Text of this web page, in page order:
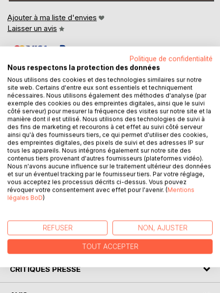
Ajouter à ma liste d'envies
Laisser un avis
DESCRIPTION
« L'image se suffit à elle-même. Les mots, bien souvent,
n'ont pas sa puissance, même s'ils sollicitent davantage
notre imagination.
Photos et tableaux m'ont inspiré des destins de femmes et
d'hommes d'hier et d'aujourd'hui. Ils disent leur époque
mais tracent aussi l'éternel sillon de l'existence humaine.
Je me suis immiscée dans leur vie, en toute indiscrétion,
cherchant à comprendre ce qui se jouait ici ou simplement
CRITIQUES PRESSE
Politique de confidentialité
Nous respectons la protection des données
Nous utilisons des cookies et des technologies similaires sur notre
site web. Certains d'entre eux sont essentiels et techniquement
nécessaires. Nous utilisons également des méthodes d'analyse (par
exemple des cookies ou des empreintes digitales, ainsi que le suivi
côté serveur) pour mesurer la fréquence des visites sur notre site et la
manière dont il est utilisé. Nous utilisons des technologies de suivi à
des fins de marketing et recourons à cet effet au suivi côté serveur
ainsi qu'à des fournisseurs tiers, ce qui permet d'utiliser des cookies,
des empreintes digitales, des pixels de suivi et des adresses IP sur
tous les appareils. Nous intégrons également sur notre site des
contenus tiers provenant d'autres fournisseurs (plateformes vidéo).
Nous n'avons aucune influence sur le traitement ultérieur des données
et sur un éventuel tracking par le fournisseur tiers. Par votre réglage,
vous acceptez les processus décrits ci-dessus. Vous pouvez
révoquer votre consentement avec effet pour l'avenir. (Mentions
légales BoD)
REFUSER NON, AJUSTER
TOUT ACCEPTER